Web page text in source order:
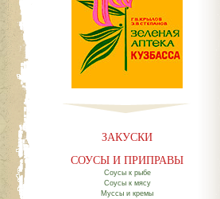
ЗАКУСКИ
СОУСЫ И ПРИПРАВЫ
Соусы к рыбе
Соусы к мясу
Муссы и кремы